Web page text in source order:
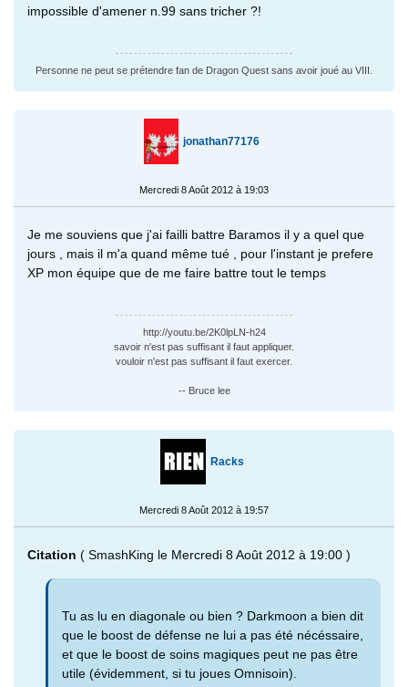
impossible d'amener n.99 sans tricher ?!
Personne ne peut se prétendre fan de Dragon Quest sans avoir joué au VIII.
jonathan77176
Mercredi 8 Août 2012 à 19:03
Je me souviens que j'ai failli battre Baramos il y a quel que
jours , mais il m'a quand même tué , pour l'instant je prefere
XP mon équipe que de me faire battre tout le temps
http://youtu.be/2K0lpLN-h24
savoir n'est pas suffisant il faut appliquer.
vouloir n'est pas suffisant il faut exercer.
-- Bruce lee
Racks
Mercredi 8 Août 2012 à 19:57
Citation ( SmashKing le Mercredi 8 Août 2012 à 19:00 )
Tu as lu en diagonale ou bien ? Darkmoon a bien dit
que le boost de défense ne lui a pas été nécéssaire,
et que le boost de soins magiques peut ne pas être
utile (évidemment, si tu joues Omnisoin).